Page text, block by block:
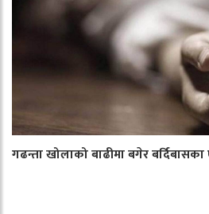
गढन्ता खोलाको बाढीमा बगेर